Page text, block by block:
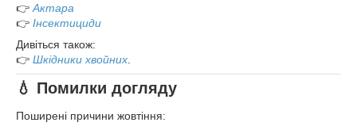
👉 Актара
👉 Інсектициди
Дивіться також:
👉 Шкідники хвойних
💧 Помилки догляду
Поширені причини жовтіння: